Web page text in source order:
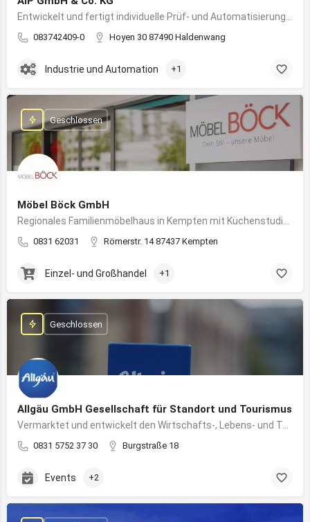
083742409-0 Hoyen 30 87490 Haldenwang
Industrie und Automation +1
Möbel Böck GmbH
0831 62031 Römerstr. 14 87437 Kempten
Geschlossen
Einzel- und Großhandel +1
Allgäu GmbH Gesellschaft für Standort und Tourismus
0831 5752 37 30 Burgstraße 18
Geschlossen
Events +2